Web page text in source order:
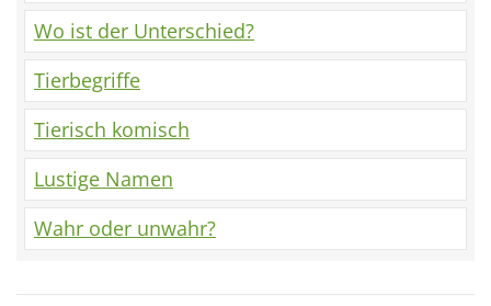
Wo ist der Unterschied?
Tierbegriffe
Tierisch komisch
Lustige Namen
Wahr oder unwahr?